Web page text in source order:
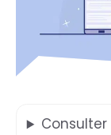
Consulter